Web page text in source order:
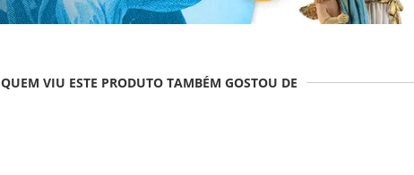
QUEM VIU ESTE PRODUTO TAMBÉM GOSTOU DE